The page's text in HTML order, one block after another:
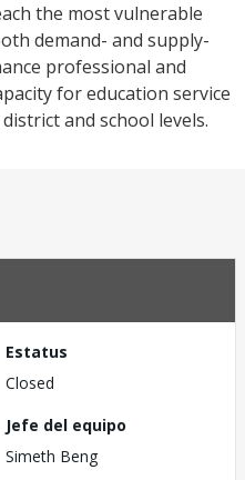
the most vulnerable
demand- and supply-
professional and
for education service
and school levels.
Estatus
Closed
Jefe del equipo
Simeth Beng